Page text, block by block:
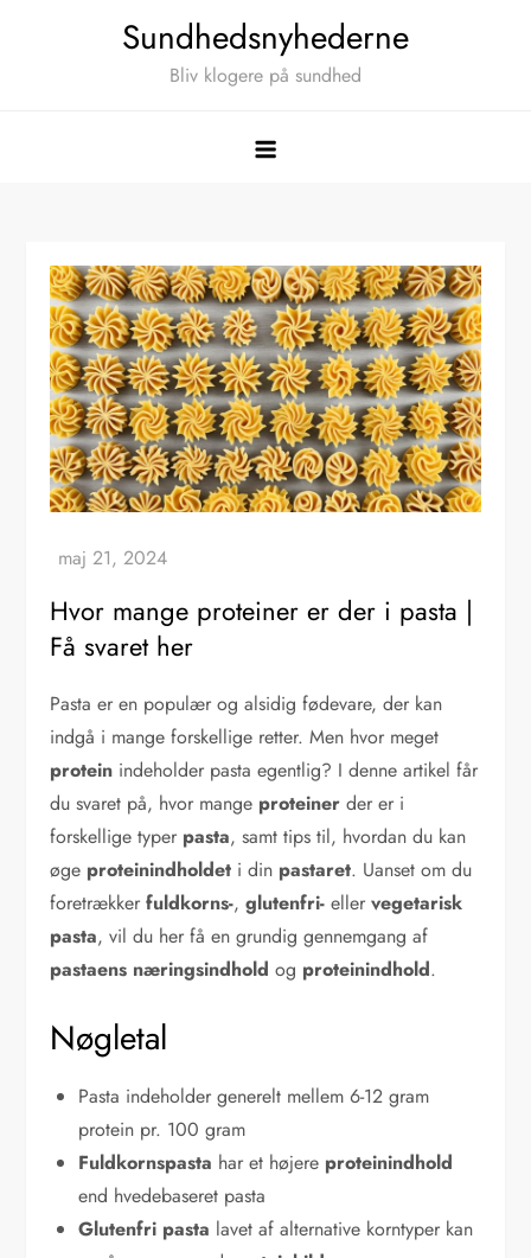
Sundhedsnyhederne
Bliv klogere på sundhed
Hvor mange proteiner er der i pasta |
Få svaret her
Pasta er en populær og alsidig fødevare, der kan
indgå i mange forskellige retter. Men hvor meget
protein indeholder pasta egentlig? I denne artikel får
du svaret på, hvor mange proteiner der er i
forskellige typer pasta, samt tips til, hvordan du kan
øge proteinindholdet i din pastaret. Uanset om du
foretrækkerfuldkorns-,glutenfri- ellervegetarisk
pasta, vil du her få en grundig gennemgang af
pastaens næringsindhold og proteinindhold.
Nøgletal
Pasta indeholder generelt mellem 6-12 gram
protein pr. 100 gram
Fuldkornspasta har et højere proteinindhold
end hvedebaseret pasta
Glutenfri pasta lavet af alternative korntyper kan